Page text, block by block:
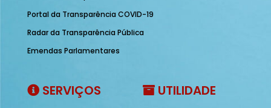
Portal da Transparência COVID-19
Radar da Transparência Pública
Emendas Parlamentares
SERVIÇOS UTILIDADE